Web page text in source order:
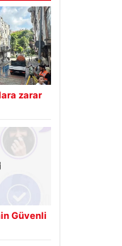
zarar
Güvenli